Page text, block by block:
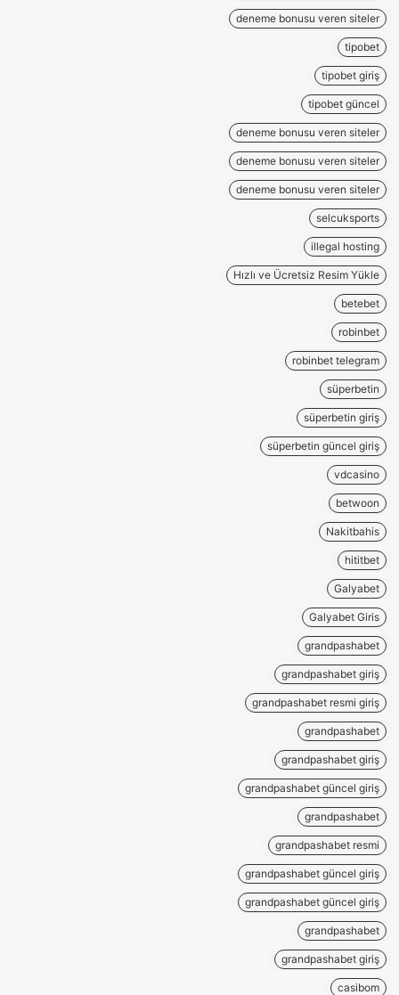
deneme bonusu veren siteler
tipobet
tipobet giriş
tipobet güncel
deneme bonusu veren siteler
deneme bonusu veren siteler
deneme bonusu veren siteler
selcuksports
illegal hosting
Hızlı ve Ücretsiz Resim Yükle
betebet
robinbet
robinbet telegram
süperbetin
süperbetin giriş
süperbetin güncel giriş
vdcasino
betwoon
Nakitbahis
hititbet
Galyabet
Galyabet Giris
grandpashabet
grandpashabet giriş
grandpashabet resmi giriş
grandpashabet
grandpashabet giriş
grandpashabet güncel giriş
grandpashabet
grandpashabet resmi
grandpashabet güncel giriş
grandpashabet güncel giriş
grandpashabet
grandpashabet giriş
casibom